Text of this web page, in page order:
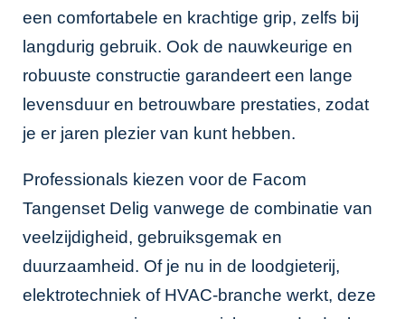
een comfortabele en krachtige grip, zelfs bij
langdurig gebruik. Ook de nauwkeurige en
robuuste constructie garandeert een lange
levensduur en betrouwbare prestaties, zodat
je er jaren plezier van kunt hebben.
Professionals kiezen voor de Facom
Tangenset Delig vanwege de combinatie van
veelzijdigheid, gebruiksgemak en
duurzaamheid. Of je nu in de loodgieterij,
elektrotechniek of HVAC-branche werkt, deze